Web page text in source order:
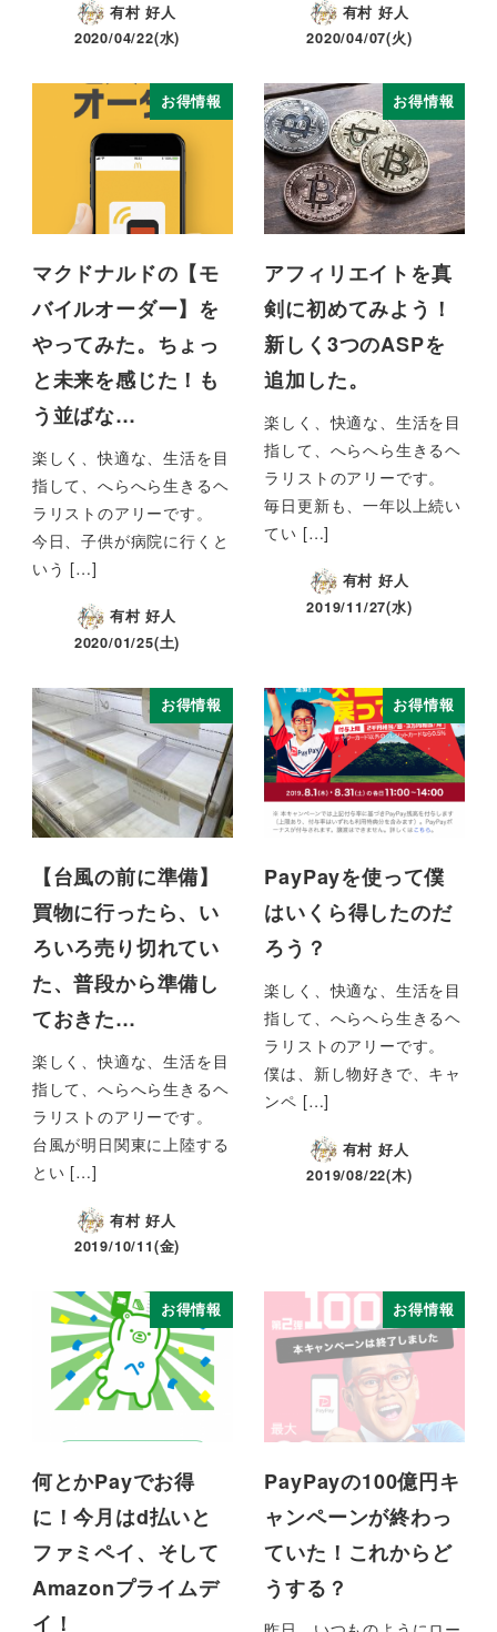
有村 好人
2020/04/22(水)
有村 好人
2020/04/07(火)
お得情報
マクドナルドの【モ
バイルオーダー】を
やってみた。ちょっ
と未来を感じた！も
う並ばな…
楽しく、快適な、生活を目
指して、へらへら生きるヘ
ラリストのアリーです。
今日、子供が病院に行くと
いう […]
有村 好人
2020/01/25(土)
お得情報
アフィリエイトを真
剣に初めてみよう！
新しく3つのASPを
追加した。
楽しく、快適な、生活を目
指して、へらへら生きるヘ
ラリストのアリーです。
毎日更新も、一年以上続い
てい […]
有村 好人
2019/11/27(水)
お得情報
【台風の前に準備】
買物に行ったら、い
ろいろ売り切れてい
た、普段から準備し
ておきた…
楽しく、快適な、生活を目
指して、へらへら生きるヘ
ラリストのアリーです。
台風が明日関東に上陸する
とい […]
有村 好人
2019/10/11(金)
お得情報
PayPayを使って僕
はいくら得したのだ
ろう？
楽しく、快適な、生活を目
指して、へらへら生きるヘ
ラリストのアリーです。
僕は、新し物好きで、キャ
ンペ […]
有村 好人
2019/08/22(木)
お得情報
何とかPayでお得
に！今月はd払いと
ファミペイ、そして
Amazonプライムデ
イ！
お得情報
PayPayの100億円キ
ャンペーンが終わっ
ていた！これからど
うする？